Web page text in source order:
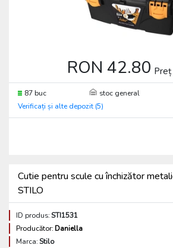
RON 42.80
87 buc stoc general
Verificați și alte depozit (5)
Cutie pentru scule cu închizător
STILO
ID produs:STI1531
Producător:Daniella
Marca:Stilo